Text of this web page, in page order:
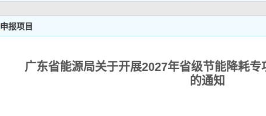
申报项目
广东省能源局关于开展2027年省级节能降耗
的通知